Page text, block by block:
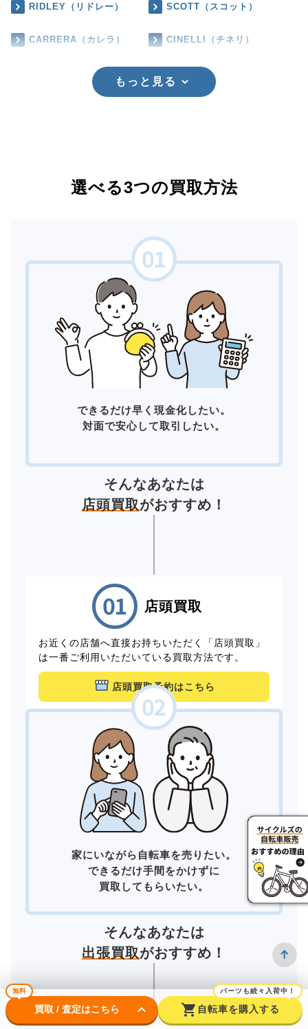
RIDLEY（リドレー） SCOTT（スコット）
CARRERA（カレラ） CINELLI（チネリ）
もっと見る
選べる3つの買取方法
できるだけ早く現金化したい。
対面で安心して取引したい。
そんなあなたは
店頭買取がおすすめ！
店頭買取
お近くの店舗へ直接お持ちいただく「店頭買取」
は一番ご利用いただいている買取方法です。
店頭買取予約はこちら
家にいながら自転車を売りたい。
できるだけ手間をかけずに
買取してもらいたい。
そんなあなたは
出張買取がおすすめ！
無料
買取 / 査定はこちら keyboard_arrow_down shopping_cart
パーツも続々入荷中！
自転車を購入する